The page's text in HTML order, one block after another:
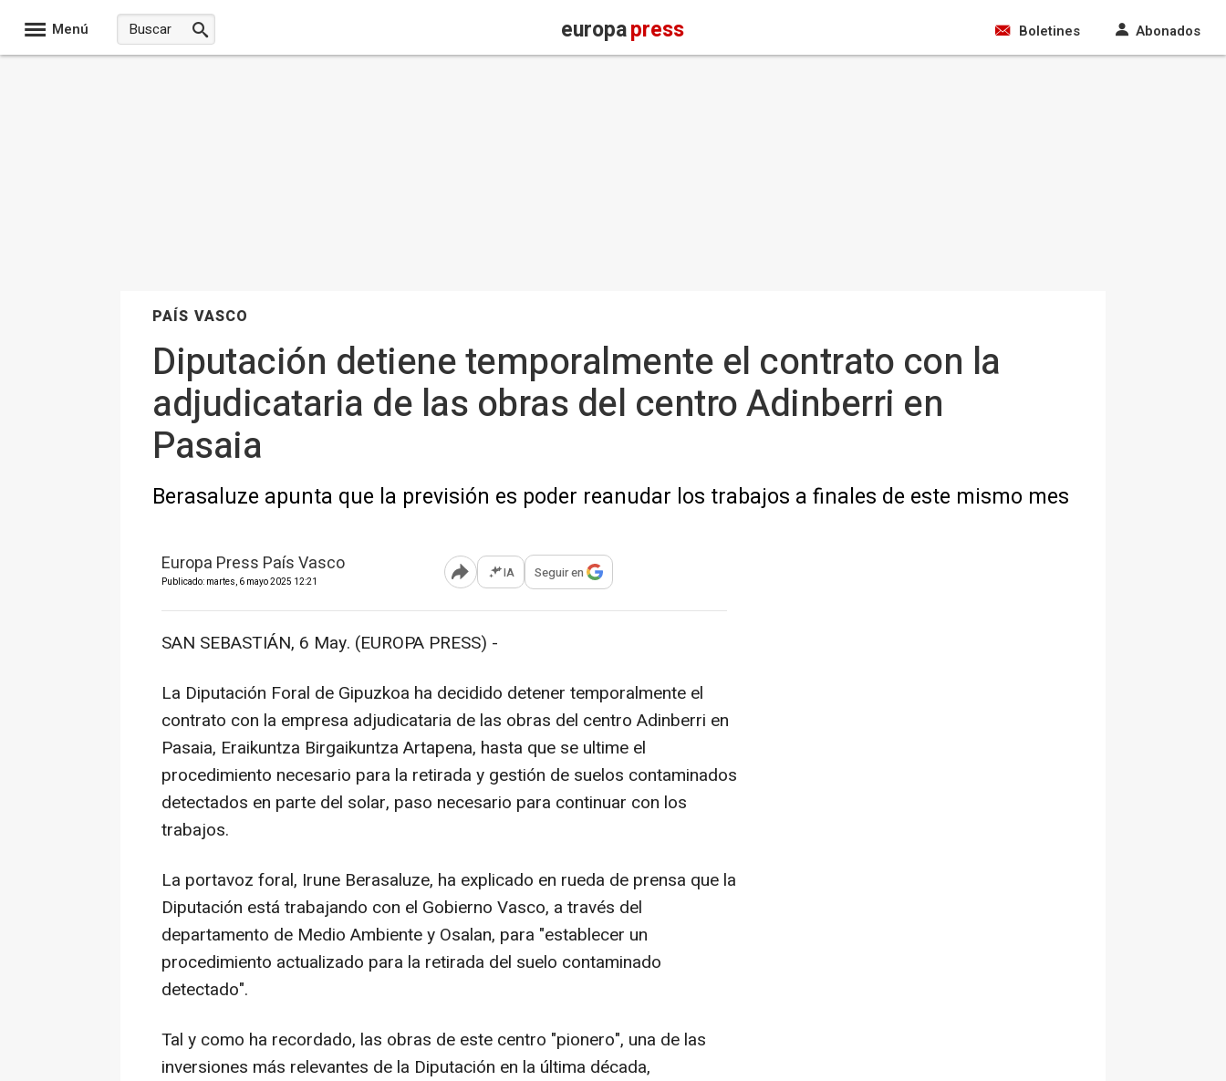
Menú europapress Boletines Abonados
PAÍS VASCO
Diputación detiene temporalmente el contrato con la
adjudicataria de las obras del centro Adinberri en
Pasaia
Berasaluze apunta que la previsión es poder reanudar los trabajos a finales de este mismo mes
Europa Press País Vasco
Publicado: martes, 6 mayo 2025 12:21 Abrir opciones para compartir
IA Seguir en
SAN SEBASTIÁN, 6 May. (EUROPA PRESS) -
La Diputación Foral de Gipuzkoa ha decidido detener temporalmente el
contrato con la empresa adjudicataria de las obras del centro Adinberri en
Pasaia, Eraikuntza Birgaikuntza Artapena, hasta que se ultime el
procedimiento necesario para la retirada y gestión de suelos contaminados
detectados en parte del solar, paso necesario para continuar con los
trabajos.
La portavoz foral, Irune Berasaluze, ha explicado en rueda de prensa que la
Diputación está trabajando con el Gobierno Vasco, a través del
departamento de Medio Ambiente y Osalan, para "establecer un
procedimiento actualizado para la retirada del suelo contaminado
detectado".
Tal y como ha recordado, las obras de este centro "pionero", una de las
inversiones más relevantes de la Diputación en la última década,